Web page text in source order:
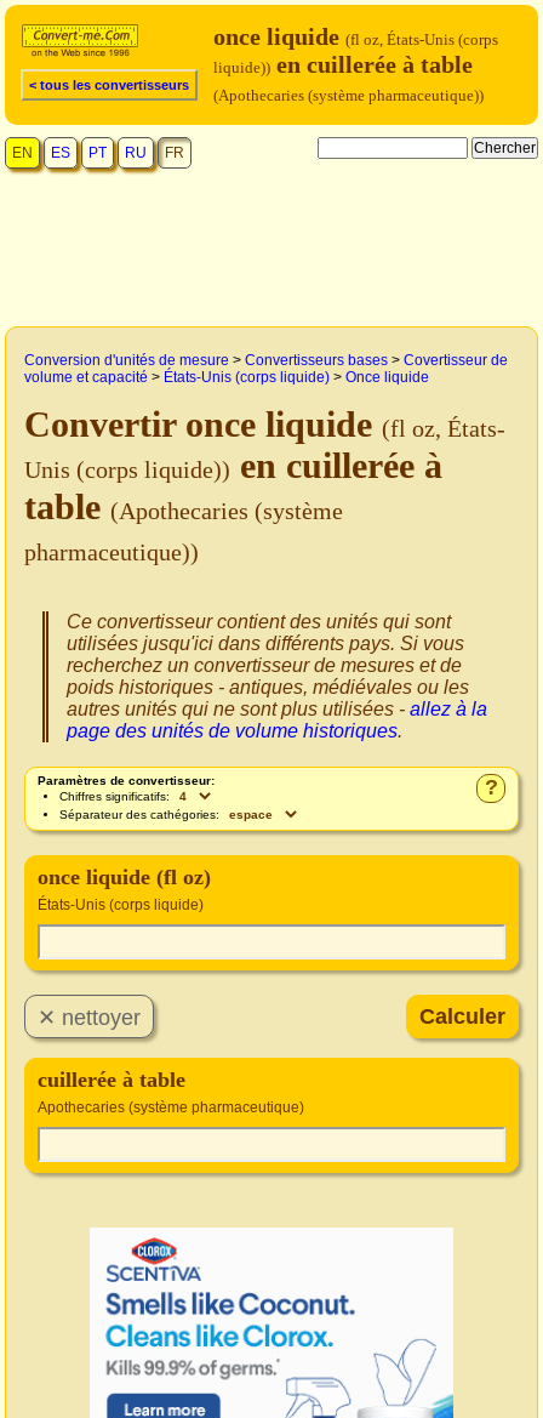
< tous les convertisseurs
once liquide (fl oz, États-Unis (corps
liquide)) en cuillerée à table
(Apothecaries (système pharmaceutique))
EN ES PT RU FR
Conversion d'unités de mesure > Convertisseurs bases > Covertisseur de
volume et capacité > États-Unis (corps liquide) > Once liquide
Convertir once liquide (fl oz, États-
Unis (corps liquide)) en cuillerée à
table (Apothecaries (système
pharmaceutique))
Ce convertisseur contient des unités qui sont
utilisées jusqu'ici dans différents pays. Si vous
recherchez un convertisseur de mesures et de
poids historiques - antiques, médiévales ou les
autres unités qui ne sont plus utilisées - allez à la
page des unités de volume historiques.
?
Paramètres de convertisseur:
Chiffres significatifs:
Séparateur des cathégories:
once liquide (fl oz)
États-Unis (corps liquide)
cuillerée à table
Apothecaries (système pharmaceutique)